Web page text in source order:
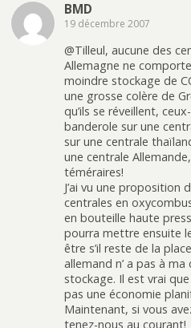
BMD
19 décembre 2007
@Tilleul, aucune des
Allemagne ne
moindre stockage de
une grosse colère de
qu’ils se réveillent,
banderole sur une
sur une centrale
une centrale
téméraires!
J’ai vu une proposition
centrales en
en bouteille haute
pourra mettre ensuite
être s’il reste de la
allemand n’ a pas à
stockage. Il est vrai
pas une économie
Maintenant, si vous
tenez-nous au courant!